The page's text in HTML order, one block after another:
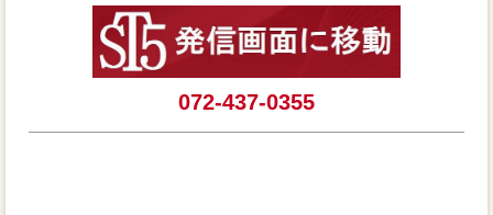
072-437-0355